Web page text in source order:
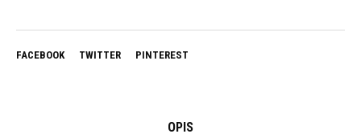
FACEBOOK TWITTER PINTEREST
OPIS